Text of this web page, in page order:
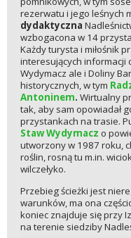
rezerwatu i jego leśnych
dydaktyczna
wzbogacona w 14
Każdy turysta i miłośnik
interesujących informacji
Wydymacz ale i Doliny
historycznych, w tym
Antoninem. Wirtualny
tak, aby sam opowiadał
przystankach na trasie.
Staw Wydymacz o
utworzony w 1987 roku,
roślin, rosną tu m.in.
wilczełyko.
Przebieg ścieżki jest
warunków, ma ona
koniec znajduje się przy
na terenie siedziby